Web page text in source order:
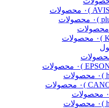
۰ محصولات
۰ محصولات
۰ محصولات
۰ محصولات
۰ محصولات
۰ محصولات
۰ محصولات
۰ محصولات